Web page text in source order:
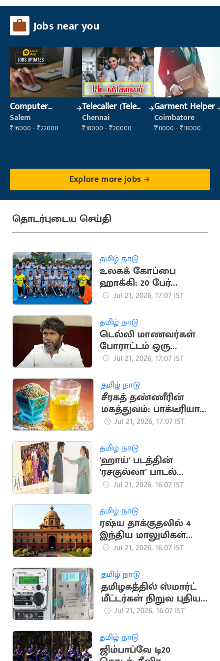
Jobs near you
Computer
Operator
Salem
₹16000 - ₹22000
Telecaller (Tele
Sales)
Chennai
₹18000 - ₹20000
Garment Helper
Coimbatore
₹11000 - ₹18000
Explore more jobs
தொடர்புடைய செய்தி
தமிழ் நாடு
உலகக் கோப்பை
ஹாக்கி: 20 பேர்
கொண்ட இந்திய
Jul 21, 2026, 17:07 IST
தமிழ் நாடு
டெல்லி மாணவர்கள்
போராட்டம் ஒரு
தலைமுறையின்
பா.ரஞ்சித்
Jul 21, 2026, 17:07 IST
தமிழ் நாடு
சீரகத் தண்ணீரின்
மகத்துவம்: பாக்டீரியா
தொற்று முதல் இதய
Jul 21, 2026, 17:07 IST
தமிழ் நாடு
'ஹாய்' படத்தின்
'ரசகுல்லா' பாடல்
நாளை வெளியீடு
Jul 21, 2026, 16:07 IST
தமிழ் நாடு
ரஷ்ய தாக்குதலில் 4
இந்திய மாலுமிகள்
பலி: இந்தியா
Jul 21, 2026, 16:07 IST
தமிழ் நாடு
தமிழகத்தில் ஸ்மார்ட்
மீட்டர்கள் நிறுவ புதிய
டெண்டர் பணிகள்
Jul 21, 2026, 16:07 IST
தமிழ் நாடு
ஜிம்பாப்வே டி20